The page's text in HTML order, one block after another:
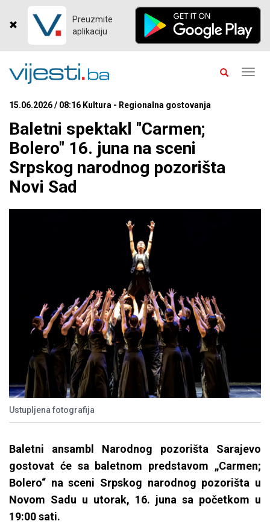
Preuzmite
aplikaciju
15.06.2026 / 08:16 Kultura - Regionalna gostovanja
Baletni spektakl "Carmen;
Bolero" 16. juna na sceni
Srpskog narodnog pozorišta
Novi Sad
Ustupljena fotografija
Baletni ansambl Narodnog pozorišta Sarajevo
gostovat će sa baletnom predstavom „Carmen;
Bolero“ na sceni Srpskog narodnog pozorišta u
Novom Sadu u utorak, 16. juna sa početkom u
19:00 sati.